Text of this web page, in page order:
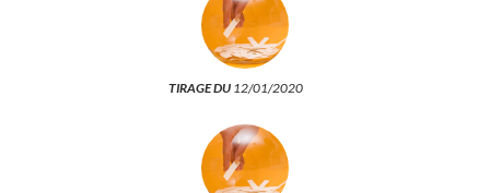
TIRAGE DU 12/01/2020